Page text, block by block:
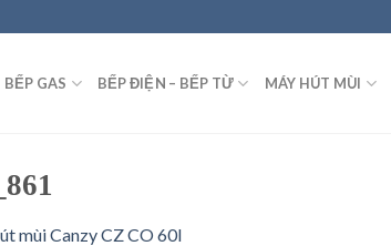
BẾP GAS BẾP ĐIỆN – BẾP TỪ MÁY HÚT MÙI
mùi Canzy CZ CO 60I